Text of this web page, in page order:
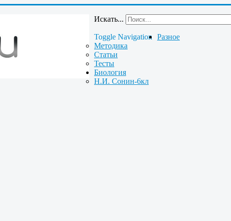
Искать...
Toggle Navigation
Разное
Методика
Статьи
Тесты
Биология
Н.И. Сонин-6кл